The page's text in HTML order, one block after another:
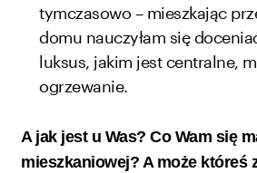
tymczasowo – mieszkając
domu nauczyłam się
luksus, jakim jest centralne,
ogrzewanie.
A jak jest u Was? Co Wam się
mieszkaniowej? A może któreś